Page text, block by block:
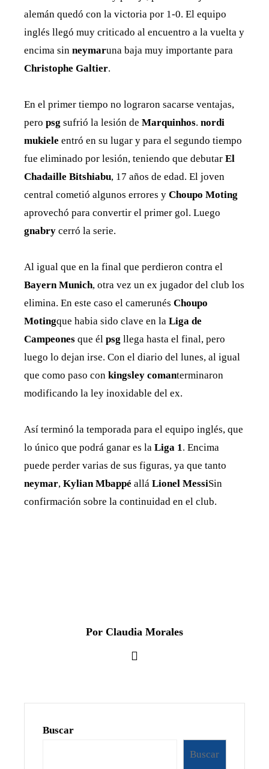
alemán quedó con la victoria por 1-0. El equipo
inglés llegó muy criticado al encuentro a la vuelta y
encima sin neymaruna baja muy importante para
Christophe Galtier.
En el primer tiempo no lograron sacarse ventajas,
pero psg sufrió la lesión de Marquinhos. nordi
mukiele entró en su lugar y para el segundo tiempo
fue eliminado por lesión, teniendo que debutar El
Chadaille Bitshiabu, 17 años de edad. El joven
central cometió algunos errores y Choupo Moting
aprovechó para convertir el primer gol. Luego
gnabry cerró la serie.
Al igual que en la final que perdieron contra el
Bayern Munich, otra vez un ex jugador del club los
elimina. En este caso el camerunés Choupo
Motingque habia sido clave en la Liga de
Campeones que él psg llega hasta el final, pero
luego lo dejan irse. Con el diario del lunes, al igual
que como paso con kingsley comanterminaron
modificando la ley inoxidable del ex.
Así terminó la temporada para el equipo inglés, que
lo único que podrá ganar es la Liga 1 . Encima
puede perder varias de sus figuras, ya que tanto
neymar, Kylian Mbappé allá Lionel MessiSin
confirmación sobre la continuidad en el club.
Por Claudia Morales
Buscar
Buscar